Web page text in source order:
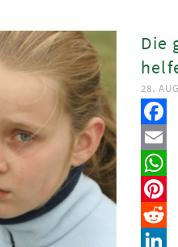
Die
28.
Email
Reddit